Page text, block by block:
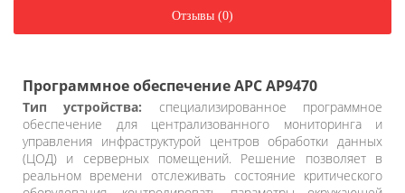
Отзывы (0)
Программное обеспечение APC AP9470
Тип устройства: специализированное программное
обеспечение для централизованного мониторинга и
управления инфраструктурой центров обработки данных
(ЦОД) и серверных помещений. Решение позволяет в
реальном времени отслеживать состояние критического